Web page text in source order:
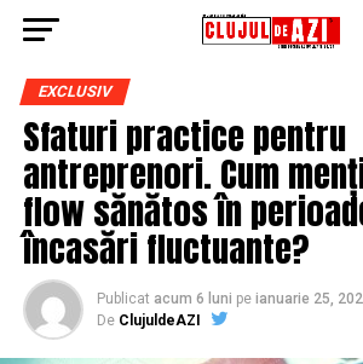
EXCLUSIV
Sfaturi practice pentru
antreprenori. Cum
flow sănătos în
încasări fluctuante?
Publicat acum 6 luni pe ianuarie 25,
De ClujuldeAZI